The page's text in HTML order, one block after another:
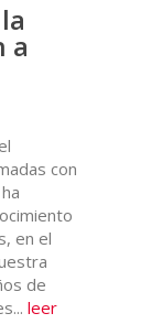
a
con
en el
de
leer